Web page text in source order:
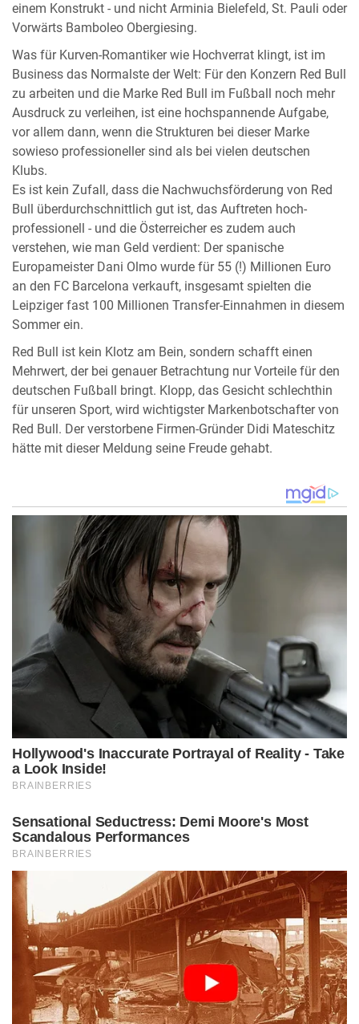
einem Konstrukt - und nicht Arminia Bielefeld, St. Pauli oder
Vorwärts Bamboleo Obergiesing.
Was für Kurven-Romantiker wie Hochverrat klingt, ist im
Business das Normalste der Welt: Für den Konzern Red Bull
zu arbeiten und die Marke Red Bull im Fußball noch mehr
Ausdruck zu verleihen, ist eine hochspannende Aufgabe,
vor allem dann, wenn die Strukturen bei dieser Marke
sowieso professioneller sind als bei vielen deutschen
Klubs.
Es ist kein Zufall, dass die Nachwuchsförderung von Red
Bull überdurchschnittlich gut ist, das Auftreten hoch-
professionell - und die Österreicher es zudem auch
verstehen, wie man Geld verdient: Der spanische
Europameister Dani Olmo wurde für 55 (!) Millionen Euro
an den FC Barcelona verkauft, insgesamt spielten die
Leipziger fast 100 Millionen Transfer-Einnahmen in diesem
Sommer ein.
Red Bull ist kein Klotz am Bein, sondern schafft einen
Mehrwert, der bei genauer Betrachtung nur Vorteile für den
deutschen Fußball bringt. Klopp, das Gesicht schlechthin
für unseren Sport, wird wichtigster Markenbotschafter von
Red Bull. Der verstorbene Firmen-Gründer Didi Mateschitz
hätte mit dieser Meldung seine Freude gehabt.